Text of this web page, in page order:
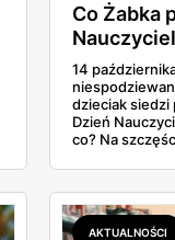
Co Żabka
14
dzieciak siedzi
Dzień
co? Na
ofertę na tę
złote.
dotrze do
AKTUALNOŚCI